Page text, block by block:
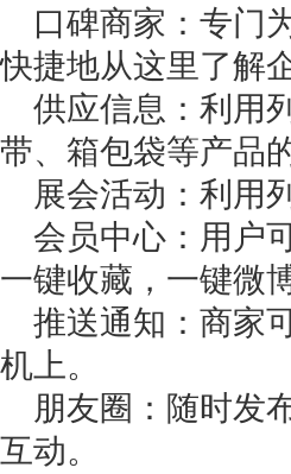
口碑商家：专门
快捷地从这里了解
供应信息：利用
带、箱包袋等产品
展会活动：利用
会员中心：用户
一键收藏，一键微
推送通知：商家
机上。
朋友圈：随时发
互动。